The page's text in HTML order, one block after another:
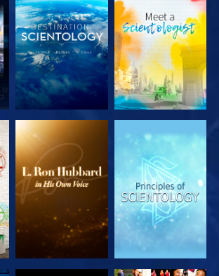
DÉCOUVRIR
LES SÉRIES
DÉCOUVRIR
LES SÉRIES